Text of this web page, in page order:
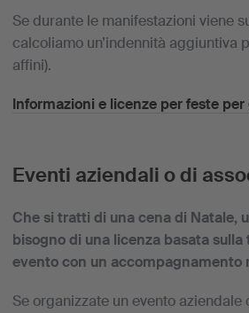
Se durante le manifestazioni viene
calcoliamo un’indennità
affini).
Informazioni e licenze per feste
Eventi aziendali o di
Che si tratti di una cena di Natale,
bisogno di una licenza basata
evento con un accompagnamento
Se organizzate un evento